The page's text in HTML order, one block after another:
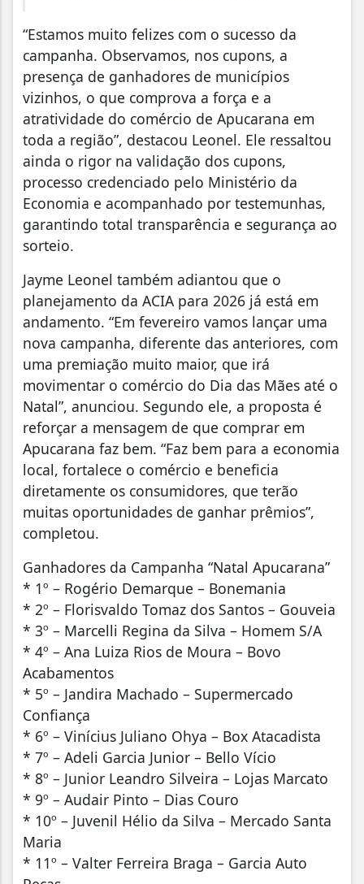
“Estamos muito felizes com o sucesso da
campanha. Observamos, nos cupons, a
presença de ganhadores de municípios
vizinhos, o que comprova a força e a
atratividade do comércio de Apucarana em
toda a região”, destacou Leonel. Ele ressaltou
ainda o rigor na validação dos cupons,
processo credenciado pelo Ministério da
Economia e acompanhado por testemunhas,
garantindo total transparência e segurança ao
sorteio.
Jayme Leonel também adiantou que o
planejamento da ACIA para 2026 já está em
andamento. “Em fevereiro vamos lançar uma
nova campanha, diferente das anteriores, com
uma premiação muito maior, que irá
movimentar o comércio do Dia das Mães até o
Natal”, anunciou. Segundo ele, a proposta é
reforçar a mensagem de que comprar em
Apucarana faz bem. “Faz bem para a economia
local, fortalece o comércio e beneficia
diretamente os consumidores, que terão
muitas oportunidades de ganhar prêmios”,
completou.
Ganhadores da Campanha “Natal Apucarana”
* 1º – Rogério Demarque – Bonemania
* 2º – Florisvaldo Tomaz dos Santos – Gouveia
* 3º – Marcelli Regina da Silva – Homem S/A
* 4º – Ana Luiza Rios de Moura – Bovo
Acabamentos
* 5º – Jandira Machado – Supermercado
Confiança
* 6º – Vinícius Juliano Ohya – Box Atacadista
* 7º – Adeli Garcia Junior – Bello Vício
* 8º – Junior Leandro Silveira – Lojas Marcato
* 9º – Audair Pinto – Dias Couro
* 10º – Juvenil Hélio da Silva – Mercado Santa
Maria
* 11º – Valter Ferreira Braga – Garcia Auto